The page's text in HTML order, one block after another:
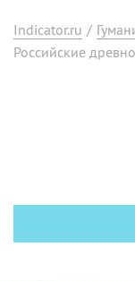
Indicator.ru /
Российские